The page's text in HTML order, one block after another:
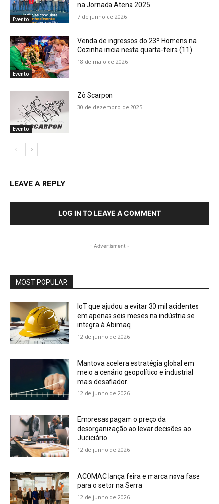
Evento
na Jornada Atena 2025
7 de junho de 2026
Evento
Venda de ingressos do 23º Homens na
Cozinha inicia nesta quarta-feira (11)
18 de maio de 2026
Evento
Zô Scarpon
30 de dezembro de 2025
LEAVE A REPLY
LOG IN TO LEAVE A COMMENT
- Advertisment -
MOST POPULAR
IoT que ajudou a evitar 30 mil acidentes
em apenas seis meses na indústria se
integra à Abimaq
12 de junho de 2026
Mantova acelera estratégia global em
meio a cenário geopolítico e industrial
mais desafiador.
12 de junho de 2026
Empresas pagam o preço da
desorganização ao levar decisões ao
Judiciário
12 de junho de 2026
ACOMAC lança feira e marca nova fase
para o setor na Serra
12 de junho de 2026